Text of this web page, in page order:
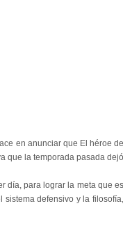
en anunciar que El héroe de
que la temporada pasada dejó
día, para lograr la meta que es
sistema defensivo y la filosofía,